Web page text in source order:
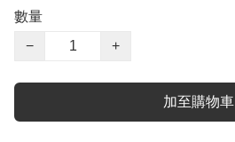
數量
−
+
加至購物車